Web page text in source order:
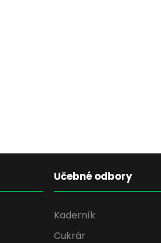
Učebné odbory
Kaderník
Cukrár